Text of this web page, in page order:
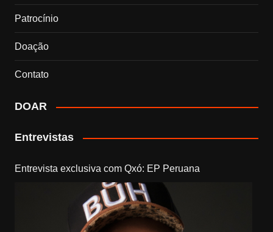
Patrocínio
Doação
Contato
DOAR
Entrevistas
Entrevista exclusiva com Qxó: EP Peruana